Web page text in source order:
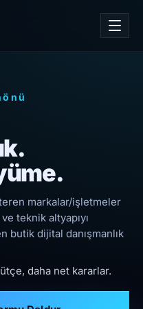
markalar/işletmeler
teknik altyapıyı
butik dijital danışmanlık
daha net kararlar.